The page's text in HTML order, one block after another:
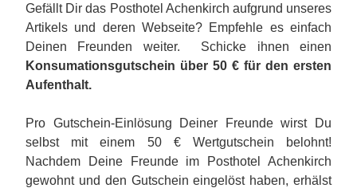
Gefällt Dir das Posthotel Achenkirch aufgrund unseres
Artikels und deren Webseite? Empfehle es einfach
Deinen Freunden weiter. Schicke ihnen einen
Konsumationsgutschein über 50 € für den ersten
Aufenthalt.
Pro Gutschein-Einlösung Deiner Freunde wirst Du
selbst mit einem 50 € Wertgutschein belohnt!
Nachdem Deine Freunde im Posthotel Achenkirch
gewohnt und den Gutschein eingelöst haben, erhälst